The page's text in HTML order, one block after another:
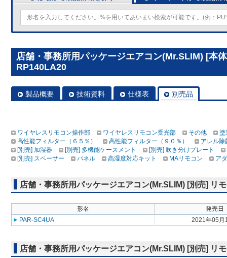
店舗・事務所用パッケージエアコン(Mr.SLIM) [本
RP140LA20
製品概要 技術資料 仕様表 別売品
ワイヤレスリモコン操作部 ワイヤレスリモコン受光部 その他
塗
高性能フィルター（６５％）
高性能フィルター（９０％）
アレル除
[別売] 加湿器
[別売] 多機能ケースメント
[別売] 吹き分けプレート
[別売] スペーサー
パネル 高湿度対応キット MAリモコン ア
店舗・事務所用パッケージエアコン(Mr.SLIM) [別売] リ
形名
発売日
PAR-SC4UA
2021年05月
店舗・事務所用パッケージエアコン(Mr.SLIM) [別売] リ